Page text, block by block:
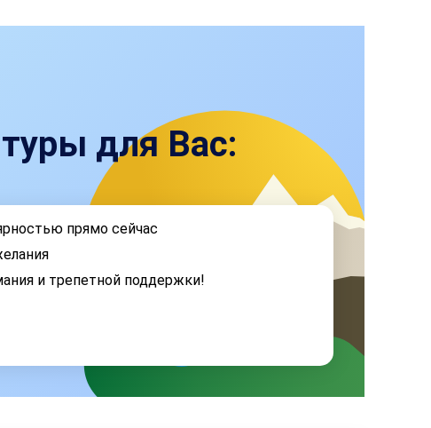
для Вас:
прямо сейчас
и трепетной поддержки!